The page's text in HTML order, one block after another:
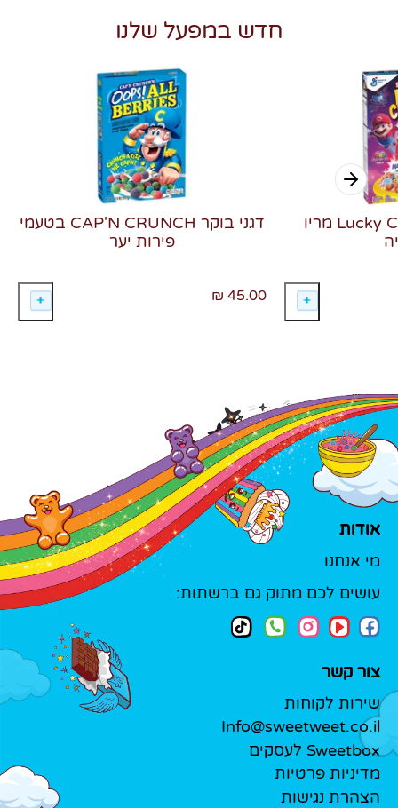
חדש במפעל שלנו
דגני בוקר CAP'N CRUNCH בטעמי
פירות יער
45.00 ₪
דגני בוקר Lucky Charms מריו
אודות
מי אנחנו
עושים לכם מתוק גם ברשתות:
צור קשר
שירות לקוחות
Info@sweetweet.co.il
Sweetbox לעסקים
מדיניות פרטיות
הצהרת נגישות